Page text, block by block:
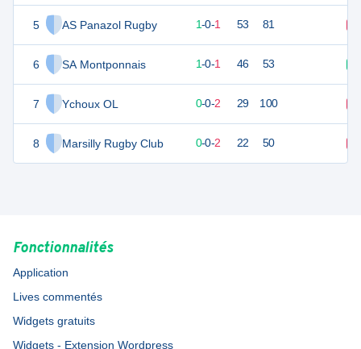
5 AS Panazol Rugby
6 SA Montponnais
7 Ychoux OL
8 Marsilly Rugby Club
4 1-0-1 53 81
4 1-0-1 46 53
0-0-2 29 100
-1 0-0-2 22 50
Fonctionnalités
Application
Lives commentés
Widgets gratuits
Widgets - Extension Wordpress